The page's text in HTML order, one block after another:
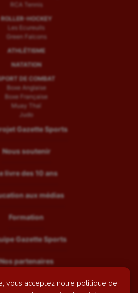
vous acceptez notre politique de
RCA Tennis
ROLLER-HOCKEY
Les Ecureuils
Green Falcons
ATHLÉTISME
NATATION
DE COMBAT
Boxe Anglaise
Boxe Française
Muay Thaï
Judo
Gazette Sports
Nous soutenir
livre des 10 ans
aux médias
Formation
Gazette Sports
Nos partenaires
Recrutement